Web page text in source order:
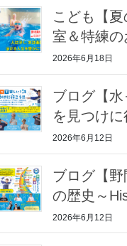
こども【
室＆特練の
2026年6月18日
ブログ【水
を見つけに
2026年6月12日
ブログ【
の歴史～
2026年6月12日